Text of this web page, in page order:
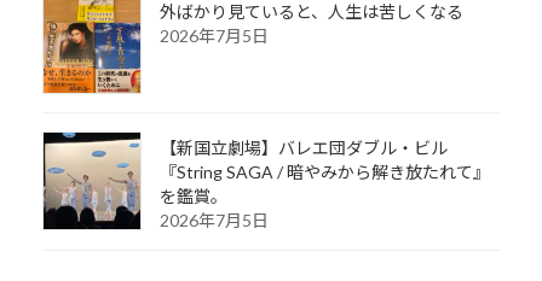
外ばかり見ていると、人生は苦しくなる
2026年7月5日
【新国立劇場】バレエ団ダブル・ビル
『String SAGA / 暗やみから解き放たれて』
を鑑賞。
2026年7月5日